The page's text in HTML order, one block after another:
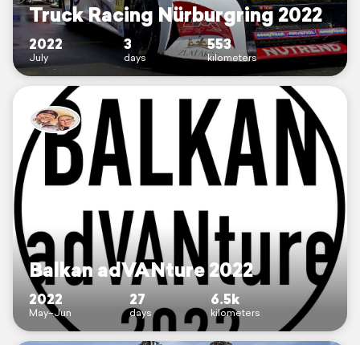
Truck Racing Nürburgring 2022
2022
July
3
days
553
kilometers
Balkan adVANture 2022
2022
May–Jun
27
days
6.5k
kilometers